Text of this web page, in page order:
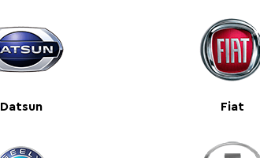
Datsun Fiat